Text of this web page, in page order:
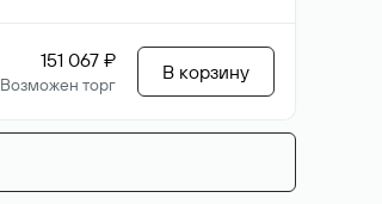
151 067 ₽
Возможен торг
В корзину